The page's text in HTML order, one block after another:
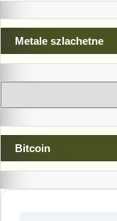
Metale szlachetne
Bitcoin